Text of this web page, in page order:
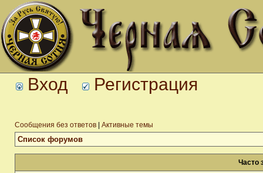
Вход Регистрация
Сообщения без ответов Активные темы
Список форумов
Часто